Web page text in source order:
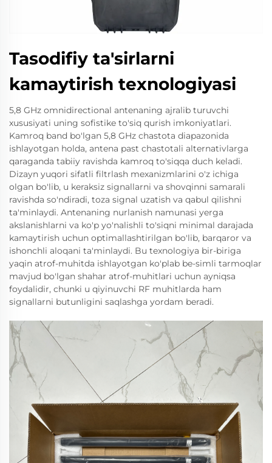
Tasodifiy ta'sirlarni
kamaytirish texnologiyasi
5,8 GHz omnidirectional antenaning ajralib turuvchi
xususiyati uning sofistike to'siq qurish imkoniyatlari.
Kamroq band bo'lgan 5,8 GHz chastota diapazonida
ishlayotgan holda, antena past chastotali alternativlarga
qaraganda tabiiy ravishda kamroq to'siqqa duch keladi.
Dizayn yuqori sifatli filtrlash mexanizmlarini o'z ichiga
olgan bo'lib, u keraksiz signallarni va shovqinni samarali
ravishda so'ndiradi, toza signal uzatish va qabul qilishni
ta'minlaydi. Antenaning nurlanish namunasi yerga
akslanishlarni va ko'p yo'nalishli to'siqni minimal darajada
kamaytirish uchun optimallashtirilgan bo'lib, barqaror va
ishonchli aloqani ta'minlaydi. Bu texnologiya bir-biriga
yaqin atrof-muhitda ishlayotgan ko'plab be-simli tarmoqlar
mavjud bo'lgan shahar atrof-muhitlari uchun ayniqsa
foydalidir, chunki u qiyinuvchi RF muhitlarda ham
signallarni butunligini saqlashga yordam beradi.